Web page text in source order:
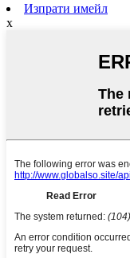
Изпрати имейл
x